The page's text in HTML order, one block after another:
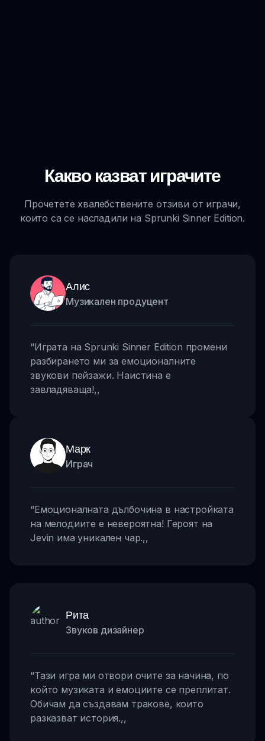
Какво казват играчите
Прочетете хвалебствените отзиви от играчи,
които са се насладили на Sprunki Sinner Edition.
Алис
Музикален продуцент
“Играта на Sprunki Sinner Edition промени
разбирането ми за емоционалните
звукови пейзажи. Наистина е
завладяваща!,,
Марк
Играч
“Емоционалната дълбочина в настройката
на мелодиите е невероятна! Героят на
Jevin има уникален чар.,,
Рита
Звуков дизайнер
“Тази игра ми отвори очите за начина, по
който музиката и емоциите се преплитат.
Обичам да създавам тракове, които
разказват история.,,